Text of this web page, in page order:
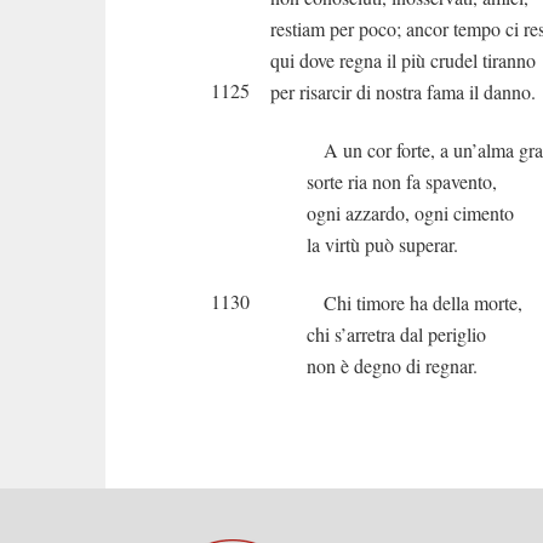
restiam per poco; ancor tempo ci
qui dove regna il più crudel tiranno
1125
per risarcir di nostra fama il danno.
A un cor forte, a un’alma
sorte ria non fa spavento,
ogni azzardo, ogni cimento
la virtù può superar.
1130
Chi timore ha della morte,
chi s’arretra dal periglio
non è degno di regnar.